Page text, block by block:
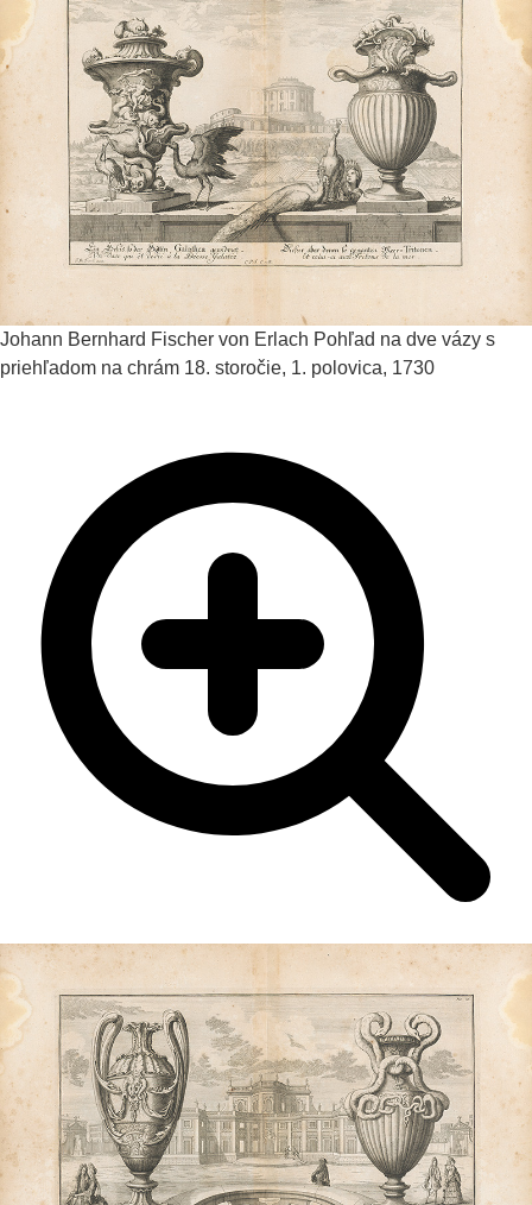
Johann Bernhard Fischer von Erlach Pohľad na dve vázy s
priehľadom na chrám 18. storočie, 1. polovica, 1730